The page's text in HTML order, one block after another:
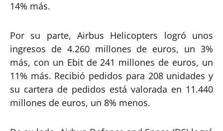
14% más.
Por su parte, Airbus Helicopters logró unos
ingresos de 4.260 millones de euros, un 3%
más, con un Ebit de 241 millones de euros, un
11% más. Recibió pedidos para 208 unidades y
su cartera de pedidos está valorada en 11.440
millones de euros, un 8% menos.